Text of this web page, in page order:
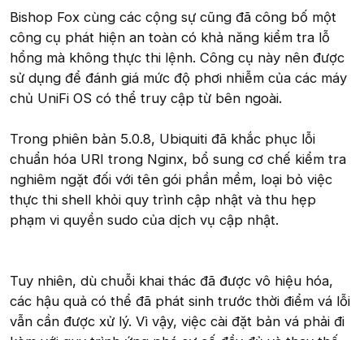
Bishop Fox cùng các cộng sự cũng đã công bố một
công cụ phát hiện an toàn có khả năng kiểm tra lỗ
hổng mà không thực thi lệnh. Công cụ này nên được
sử dụng để đánh giá mức độ phơi nhiễm của các máy
chủ UniFi OS có thể truy cập từ bên ngoài.
Trong phiên bản 5.0.8, Ubiquiti đã khắc phục lỗi
chuẩn hóa URI trong Nginx, bổ sung cơ chế kiểm tra
nghiêm ngặt đối với tên gói phần mềm, loại bỏ việc
thực thi shell khỏi quy trình cập nhật và thu hẹp
phạm vi quyền sudo của dịch vụ cập nhật.
Tuy nhiên, dù chuỗi khai thác đã được vô hiệu hóa,
các hậu quả có thể đã phát sinh trước thời điểm vá lỗi
vẫn cần được xử lý. Vì vậy, việc cài đặt bản vá phải đi